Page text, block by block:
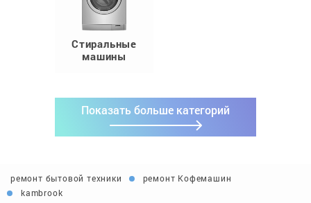
Стиральные
машины
Показать больше категорий
ремонт бытовой техники
ремонт Кофемашин
kambrook